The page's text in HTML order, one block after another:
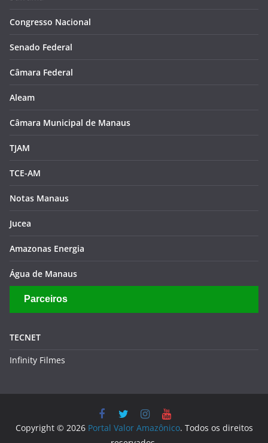
Congresso Nacional
Senado Federal
Câmara Federal
Aleam
Câmara Municipal de Manaus
TJAM
TCE-AM
Notas Manaus
Jucea
Amazonas Energia
Água de Manaus
Parceiros
TECNET
Infinity Filmes
Copyright © 2026 Portal Valor Amazônico. Todos os direitos